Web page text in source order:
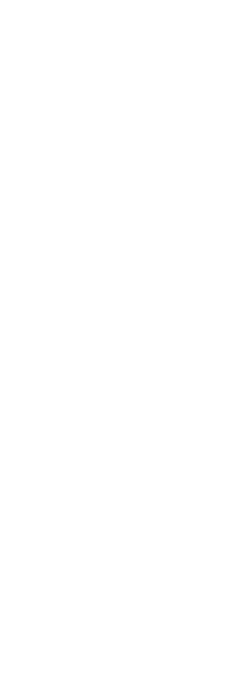
Gelar Muscab, Isram